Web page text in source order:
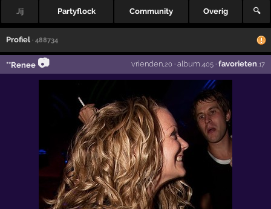
Jij Partyflock Community Overig 🔍
Profiel · 488734
**Renee 📷 vrienden,20 · album ,405· favorieten ,17